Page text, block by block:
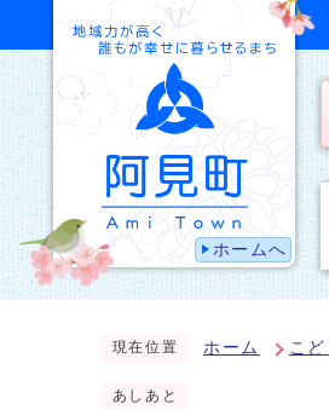
ホームへ
現在位置 ホーム こ
あしあと